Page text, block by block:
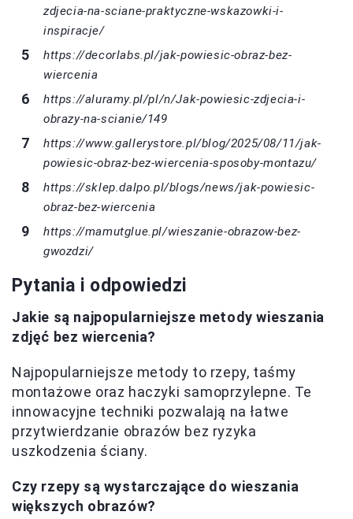
zdjecia-na-sciane-praktyczne-wskazowki-i-
inspiracje/
https://decorlabs.pl/jak-powiesic-obraz-bez-
wiercenia
https://aluramy.pl/pl/n/Jak-powiesic-zdjecia-i-
obrazy-na-scianie/149
https://www.gallerystore.pl/blog/2025/08/11/jak-
powiesic-obraz-bez-wiercenia-sposoby-montazu/
https://sklep.dalpo.pl/blogs/news/jak-powiesic-
obraz-bez-wiercenia
https://mamutglue.pl/wieszanie-obrazow-bez-
gwozdzi/
Pytania i odpowiedzi
Jakie są najpopularniejsze metody wieszania
zdjęć bez wiercenia?
Najpopularniejsze metody to rzepy, taśmy
montażowe oraz haczyki samoprzylepne. Te
innowacyjne techniki pozwalają na łatwe
przytwierdzanie obrazów bez ryzyka
uszkodzenia ściany.
Czy rzepy są wystarczające do wieszania
większych obrazów?